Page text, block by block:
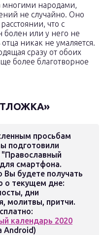
многими народами,
не случайно. Оно
что с
болен или у него не
никак не умаляется.
сразу от обоих
более благотворное
просьбам
подготовили
смартфона.
Вы будете получать
о текущем дне:
дни
молитвы, притчи.
календарь 2020
Android)